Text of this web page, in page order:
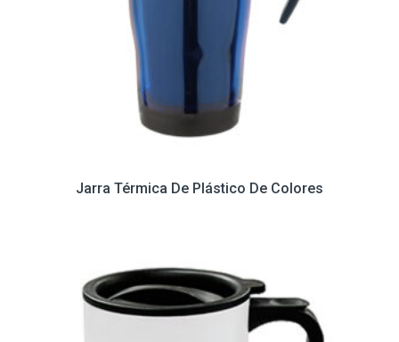
Jarra Térmica De Plástico De Colores